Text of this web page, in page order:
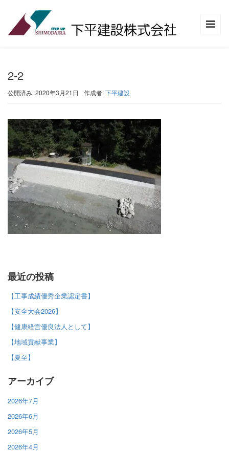
2-2
公開済み: 2020年3月21日 作成者:下平建設
最近の投稿
【工事成績優秀企業認定書】
【安全大会2026】
【健康経営優良法人として】
【地域貢献事業】
【夏至】
アーカイブ
2026年7月
2026年6月
2026年5月
2026年4月